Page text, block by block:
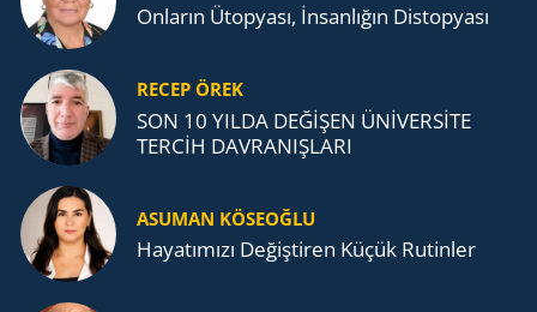
Onların Ütopyası, İnsanlığın Distopyası
RECEP ÖREK
SON 10 YILDA DEĞİŞEN ÜNİVERSİTE
TERCİH DAVRANIŞLARI
ASUMAN KÖSEOĞLU
Ha­ya­tı­mı­zı De­ğiş­ti­ren Küçük Ru­tin­ler